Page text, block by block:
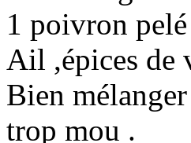
1 poivron
Ail ,épices de
Bien
trop mou .